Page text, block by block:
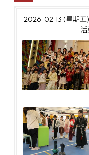
2026-02-13 (星期五)
活